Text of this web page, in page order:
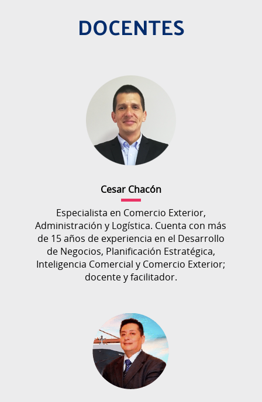
DOCENTES
Cesar Chacón
Especialista en Comercio Exterior,
Administración y Logística. Cuenta con más
de 15 años de experiencia en el Desarrollo
de Negocios, Planificación Estratégica,
Inteligencia Comercial y Comercio Exterior;
docente y facilitador.